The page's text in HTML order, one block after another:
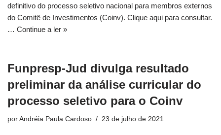
definitivo do processo seletivo nacional para membros externos
do Comitê de Investimentos (Coinv). Clique aqui para consultar.
… Continue a ler »
Funpresp-Jud divulga resultado
preliminar da análise curricular do
processo seletivo para o Coinv
por Andréia Paula Cardoso 23 de julho de 2021